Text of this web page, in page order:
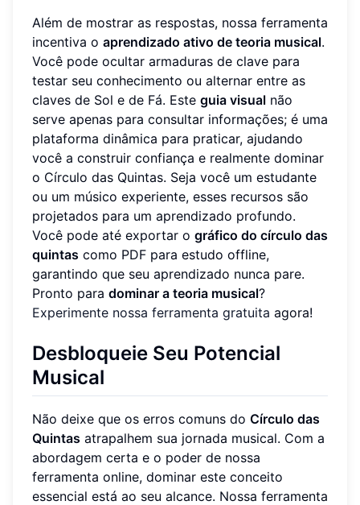
Além de mostrar as respostas, nossa ferramenta
incentiva o aprendizado ativo de teoria musical.
Você pode ocultar armaduras de clave para
testar seu conhecimento ou alternar entre as
claves de Sol e de Fá. Este guia visual não
serve apenas para consultar informações; é uma
plataforma dinâmica para praticar, ajudando
você a construir confiança e realmente dominar
o Círculo das Quintas. Seja você um estudante
ou um músico experiente, esses recursos são
projetados para um aprendizado profundo.
Você pode até exportar o gráfico do círculo das
quintas como PDF para estudo offline,
garantindo que seu aprendizado nunca pare.
Pronto para dominar a teoria musical?
Experimente nossa ferramenta gratuita agora!
Desbloqueie Seu Potencial
Musical
Não deixe que os erros comuns do Círculo das
Quintas atrapalhem sua jornada musical. Com a
abordagem certa e o poder de nossa
ferramenta online, dominar este conceito
essencial está ao seu alcance. Nossa ferramenta